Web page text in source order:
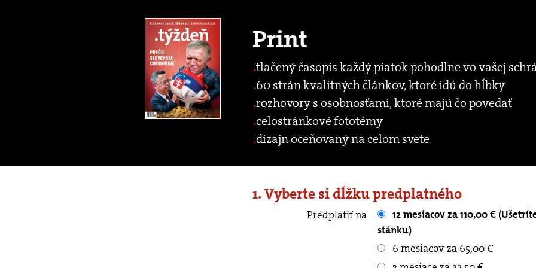
Print
tlačený časopis každý piatok pohodlne vo vašej
60 strán kvalitných článkov, ktoré idú do hĺbky
rozhovory s osobnosťami, ktoré majú čo povedať
celostránkové fototémy
dizajn oceňovaný na celom svete
1. Vyberte si dĺžku predplatného
Predplatiť na
12 mesiacov za 110,00 € (Ušetríte až 90.40 € oproti kupovaniu v
stánku)
6 mesiacov za 65,00 €